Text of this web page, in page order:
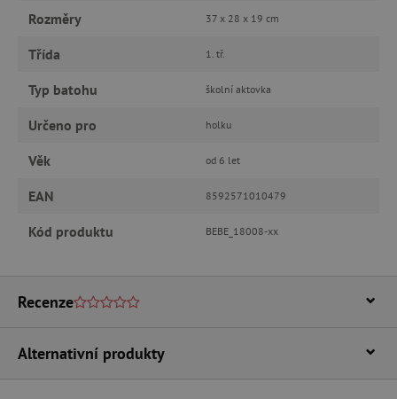
Rozměry 37 x 28 x 19 cm
Třída 1. tř.
Typ batohu školní aktovka
Určeno pro holku
Věk od 6 let
EAN 8592571010479
Kód produktu BEBE_18008-xx
Recenze
Alternativní produkty
Google Privacy Policy